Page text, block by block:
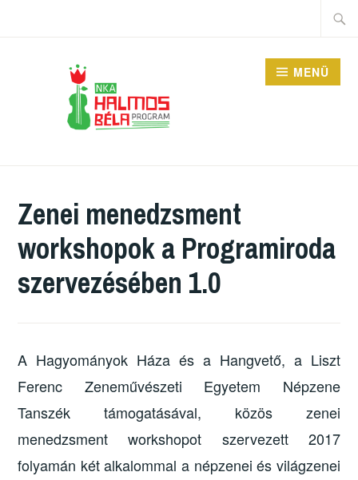
PROGRAM
MENÜ
Zenei menedzsment
workshopok a Programiroda
szervezésében 1.0
A Hagyományok Háza és a Hangvető, a Liszt
Ferenc Zeneművészeti Egyetem Népzene
Tanszék támogatásával, közös zenei
menedzsment workshopot szervezett 2017
folyamán két alkalommal a népzenei és világzenei